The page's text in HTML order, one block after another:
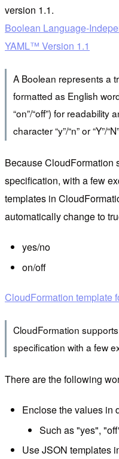
version 1.1.
Boolean Language-
YAML™ Version 1.1
A Boolean represents a
formatted as English
“on”/“off”) for
character “y”/“n” or “Y”/
Because CloudFormation
specification, with a few
templates in
automatically change to
yes/no
on/off
CloudFormation template
CloudFormation
specification with a few
There are the following
Enclose the values in
Such as "yes",
Use JSON templates